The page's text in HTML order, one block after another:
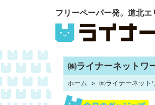
フリーペーパー発。道北
㈱ライナーネット
ホーム ㈱ライナーネッ